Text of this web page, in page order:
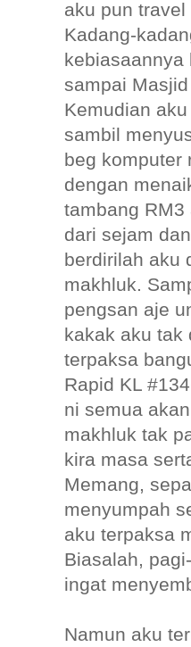
aku pun
Kadang-
kebiasaannya
sampai
Kemudian
sambil
beg komputer
dengan
tambang
dari sejam
berdirilah aku
makhluk.
pengsan aje
kakak aku tak
terpaksa
Rapid KL
ni semua
makhluk tak
kira masa
Memang,
menyumpah
aku terpaksa
Biasalah,
ingat
Namun aku